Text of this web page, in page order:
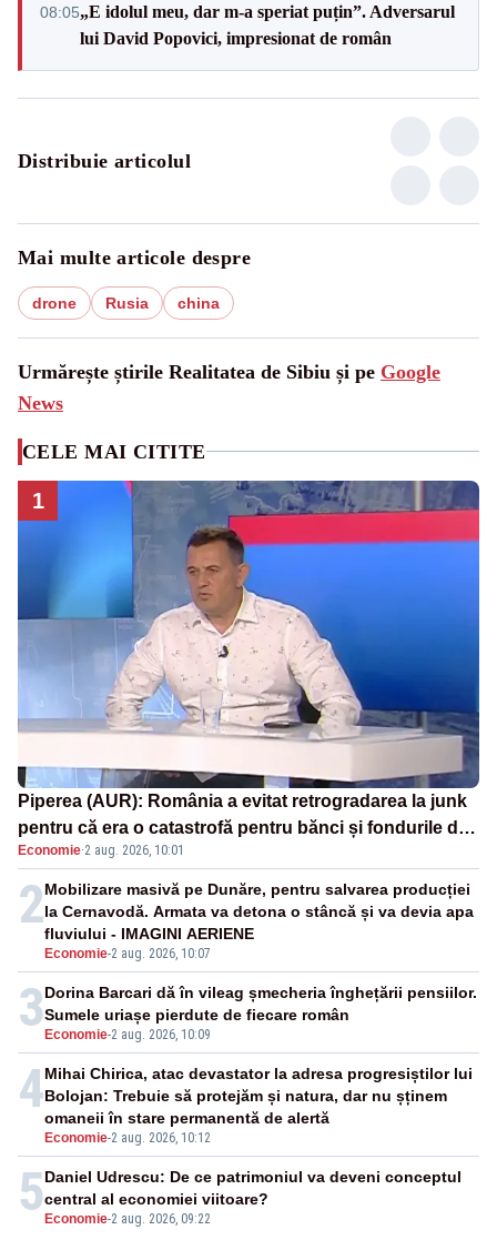
08:05„E idolul meu, dar m-a speriat puțin”. Adversarul
lui David Popovici, impresionat de român
Distribuie articolul
Mai multe articole despre
drone Rusia china
Urmărește știrile Realitatea de Sibiu și pe Google
News
CELE MAI CITITE
1
Piperea (AUR): România a evitat retrogradarea la junk
pentru că era o catastrofă pentru bănci și fondurile de
pensii
Economie·2 aug. 2026, 10:01
2
Economie-2 aug. 2026, 10:07
Mobilizare masivă pe Dunăre, pentru salvarea producției
la Cernavodă. Armata va detona o stâncă și va devia apa
fluviului - IMAGINI AERIENE
3 Economie-2 aug. 2026, 10:09
Dorina Barcari dă în vileag șmecheria înghețării pensiilor.
Sumele uriașe pierdute de fiecare român
4
Economie-2 aug. 2026, 10:12
Mihai Chirica, atac devastator la adresa progresiștilor lui
Bolojan: Trebuie să protejăm și natura, dar nu șținem
omaneii în stare permanentă de alertă
5 Economie-2 aug. 2026, 09:22
Daniel Udrescu: De ce patrimoniul va deveni conceptul
central al economiei viitoare?